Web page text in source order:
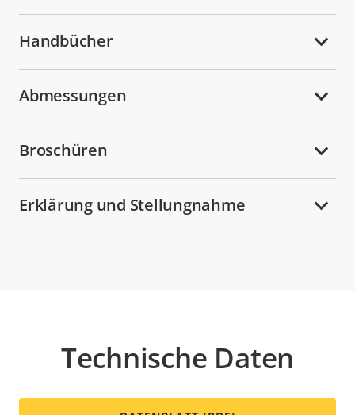
Handbücher
Abmessungen
Broschüren
Erklärung und Stellungnahme
Technische Daten